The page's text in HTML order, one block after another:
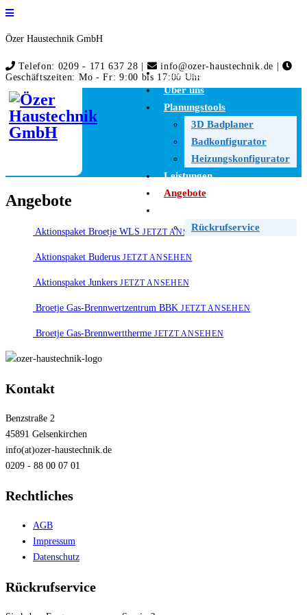
Özer Haustechnik GmbH
Telefon: 0209 - 171 637 28 |
info@ozer-haustechnik.de |
Geschäftszeiten: Mo - Fr: 9:00 bis 17:00 Uhr
Startseite
Über uns
Planungstools
3D Badplaner
Badkonfigurator
Heizungskonfigurator
Leistungen
Angebote
Rückrufservice
Angebote
Aktionspaket Broetje WLS JETZT ANSEHEN
Aktionspaket Buderus JETZT ANSEHEN
Aktionspaket Junkers JETZT ANSEHEN
Broetje Gas-Brennwertzentrum BBK JETZT ANSEHEN
Broetje Gas-Brennwerttherme JETZT ANSEHEN
Kontakt
Benzstraße 2
45891 Gelsenkirchen
info(at)ozer-haustechnik.de
0209 - 88 00 07 01
Rechtliches
AGB
Impressum
Datenschutz
Rückrufservice